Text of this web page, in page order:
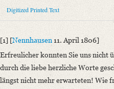
Place of Dispatch: Nennhausen
Place of Destination: Coppet
Notations: Datum sowie
Printed Text
Provider: Dresden, Sächsische
Digitized Printed Text
[1] [Nennhausen11. April 1806]
Erfreulicher konnten Sie uns nicht
durch die liebe herzliche Worte
längst nicht mehr erwarteten! Wie